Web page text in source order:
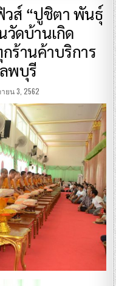
วส์ “ปูชิตา พันธุ์
วัดบ้านเกิด
ร้านค้าบริการ
พบุรี
ยน 3, 2562